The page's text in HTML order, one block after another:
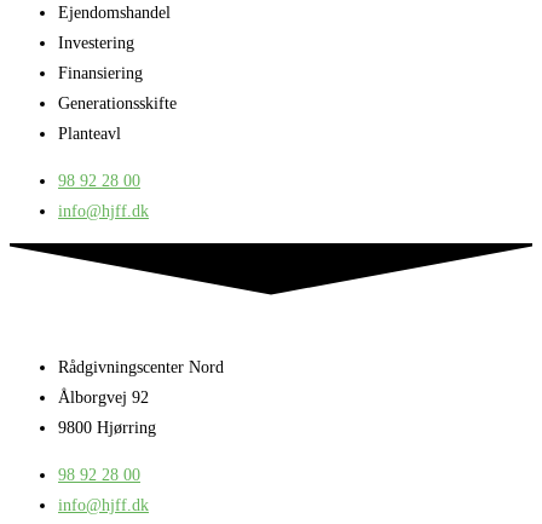
Ejendomshandel
Investering
Finansiering
Generationsskifte
Planteavl
98 92 28 00
info@hjff.dk
Rådgivningscenter Nord
Ålborgvej 92
9800 Hjørring
98 92 28 00
info@hjff.dk